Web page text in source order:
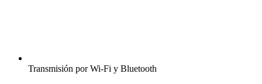
Transmisión por Wi-Fi y Bluetooth